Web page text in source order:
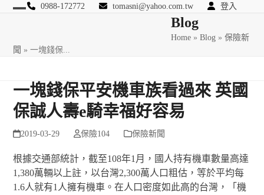
Skip
0988-172772 tomasni@yahoo.com.tw 登入
匯豐國際風險管理顧問Blog
Home »Blog »保險新
聞 »一塊錢保...
一塊錢保平安機車族看過來 英國
保誠人壽e騎幸福好容易
2019-03-29 保險104 保險新聞
根據交通部統計，截至108年1月，國人持有機車數量高達
1,380萬輛以上註 ，以台灣2,300萬人口粗估，等於平均每
1.6人就有1人擁有機車。在人口密度如此高的台灣，「機